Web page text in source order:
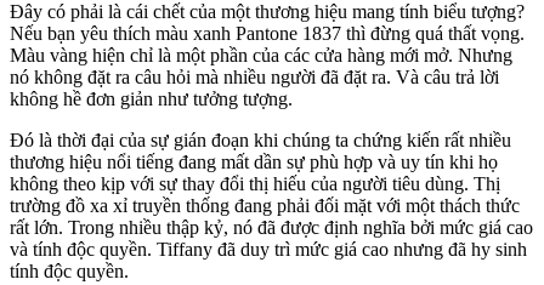
Đây có phải là cái chết của một thương hiệu mang tính biểu tượng?
Nếu bạn yêu thích màu xanh Pantone 1837 thì đừng quá thất vọng.
Màu vàng hiện chỉ là một phần của các cửa hàng mới mở. Nhưng
nó không đặt ra câu hỏi mà nhiều người đã đặt ra. Và câu trả lời
không hề đơn giản như tưởng tượng.
Đó là thời đại của sự gián đoạn khi chúng ta chứng kiến rất ​​nhiều
thương hiệu nổi tiếng đang mất dần sự phù hợp và uy tín khi họ
không theo kịp với sự thay đổi thị hiếu của người tiêu dùng. Thị
trường đồ xa xỉ truyền thống đang phải đối mặt với một thách thức
rất lớn. Trong nhiều thập kỷ, nó đã được định nghĩa bởi mức giá cao
và tính độc quyền. Tiffany đã duy trì mức giá cao nhưng đã hy sinh
tính độc quyền.